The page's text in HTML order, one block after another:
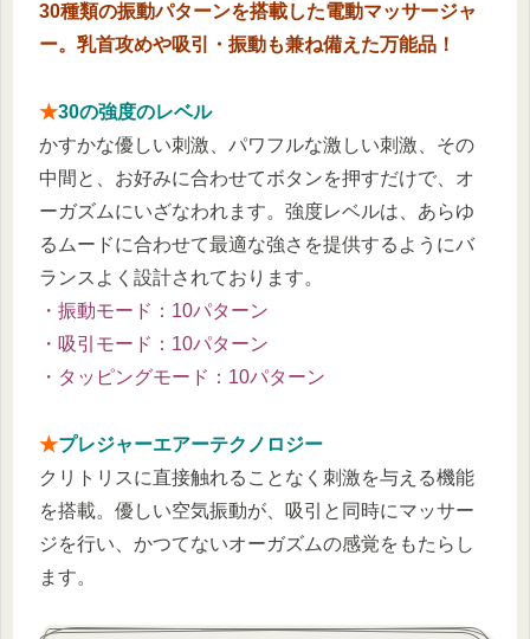
30種類の振動パターンを搭載した電動マッサージャ
ー。乳首攻めや吸引・振動も兼ね備えた万能品！
★30の強度のレベル
かすかな優しい刺激、パワフルな激しい刺激、その
中間と、お好みに合わせてボタンを押すだけで、オ
ーガズムにいざなわれます。強度レベルは、あらゆ
るムードに合わせて最適な強さを提供するようにバ
ランスよく設計されております。
・振動モード：10パターン
・吸引モード：10パターン
・タッピングモード：10パターン
★プレジャーエアーテクノロジー
クリトリスに直接触れることなく刺激を与える機能
を搭載。優しい空気振動が、吸引と同時にマッサー
ジを行い、かつてないオーガズムの感覚をもたらし
ます。